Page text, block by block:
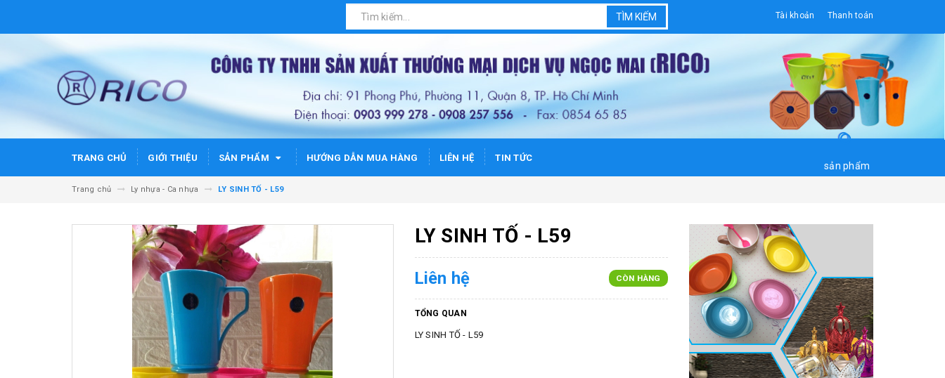
TÌM KIẾM Tài khoản Thanh toán
TRANG CHỦ GIỚI THIỆU SẢN PHẨM HƯỚNG DẪN MUA HÀNG LIÊN HỆ TIN TỨC
sản phẩm
Trang chủ Ly nhựa - Ca nhựa LY SINH TỐ - L59
LY SINH TỐ - L59
Liên hệ CÒN HÀNG
TỔNG QUAN
LY SINH TỐ - L59